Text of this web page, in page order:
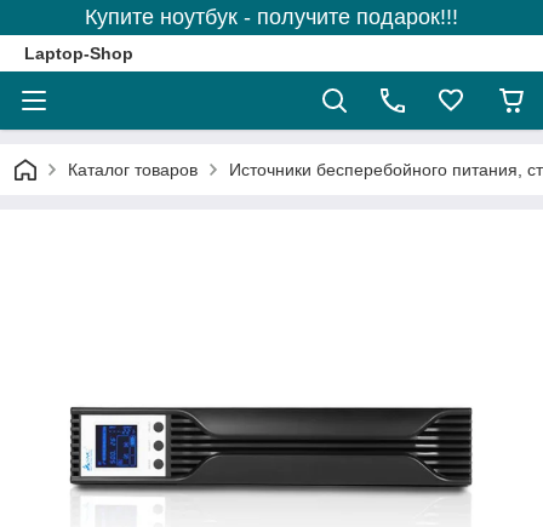
Купите ноутбук - получите подарок!!!
Laptop-Shop
Каталог товаров Источники бесперебойного питания,